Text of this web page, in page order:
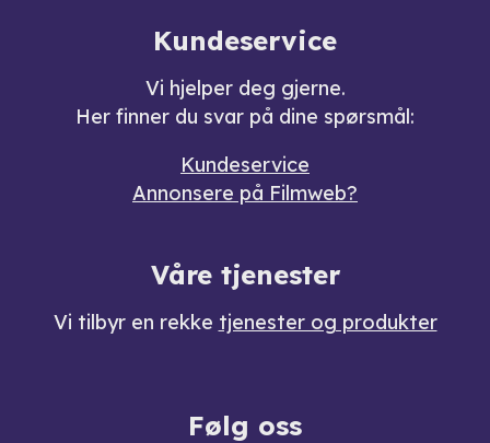
Kundeservice
Vi hjelper deg gjerne.
Her finner du svar på dine spørsmål:
Kundeservice
Annonsere på Filmweb?
Våre tjenester
Vi tilbyr en rekke tjenester og produkter
Følg oss